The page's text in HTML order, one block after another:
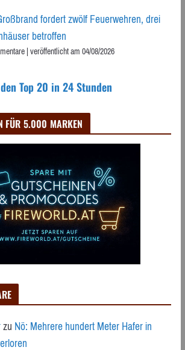
fordert zwölf Feuerwehren, drei
betroffen
|veröffentlicht am 04/08/2026
Top 20 in 24 Stunden
FÜR 5.000 MARKEN
zuNö: Mehrere hundert Meter Hafer in